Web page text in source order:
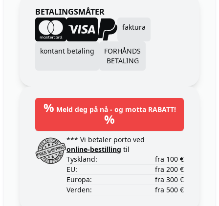
BETALINGSMÅTER
faktura
kontant betaling
FORHÅNDS
BETALING
% Meld deg på nå - og motta RABATT!
%
*** Vi betaler porto ved
online-bestilling til
Tyskland:
fra 100 €
EU:
fra 200 €
Europa:
fra 300 €
Verden:
fra 500 €